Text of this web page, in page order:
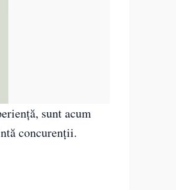
sunt acum
concurenții.